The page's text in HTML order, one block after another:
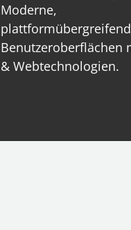
Moderne,
Benutzeroberflächen
& Webtechnologien.